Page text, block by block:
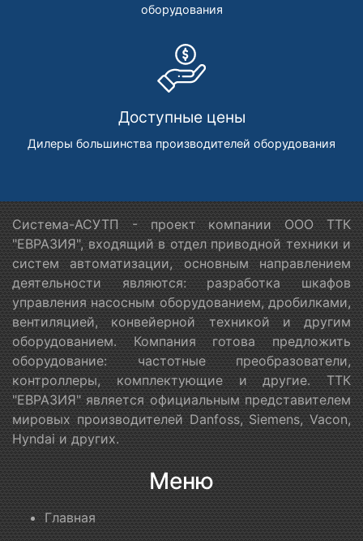
оборудования
Доступные цены
Дилеры большинства производителей оборудования
Система-АСУТП - проект компании ООО ТТК
"ЕВРАЗИЯ", входящий в отдел приводной техники и
систем автоматизации, основным направлением
деятельности являются: разработка шкафов
управления насосным оборудованием, дробилками,
вентиляцией, конвейерной техникой и другим
оборудованием. Компания готова предложить
оборудование: частотные преобразователи,
контроллеры, комплектующие и другие. ТТК
"ЕВРАЗИЯ" является официальным представителем
мировых производителей Danfoss, Siemens, Vacon,
Hyndai и других.
Меню
Главная